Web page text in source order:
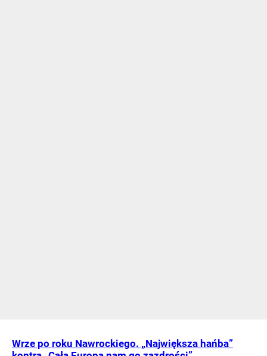
Wrze po roku Nawrockiego. „Największa hańba”